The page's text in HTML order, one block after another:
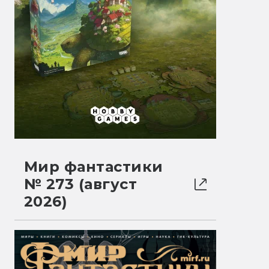
Мир фантастики
№ 273 (август
2026)